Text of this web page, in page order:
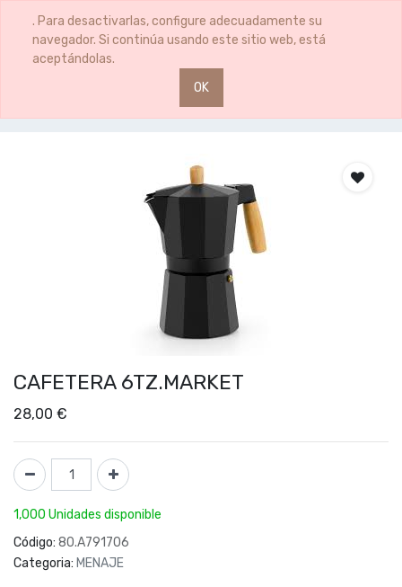
. Para desactivarlas, configure adecuadamente su
navegador. Si continúa usando este sitio web, está
aceptándolas.
OK
0 0
CAFETERA 6TZ.MARKET
CAFETERA 6TZ.MARKET
28,00 €
1,000 Unidades disponible
Código: 80.A791706
Categoria: MENAJE